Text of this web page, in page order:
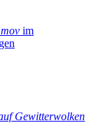
im
Gewitterwolken